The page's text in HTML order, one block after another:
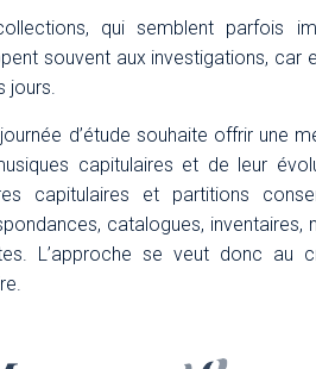
qui semblent parfois
souvent aux investigations, car
jours.
d’étude souhaite offrir une
capitulaires et de leur
capitulaires et partitions
catalogues,
L’approche se veut donc au